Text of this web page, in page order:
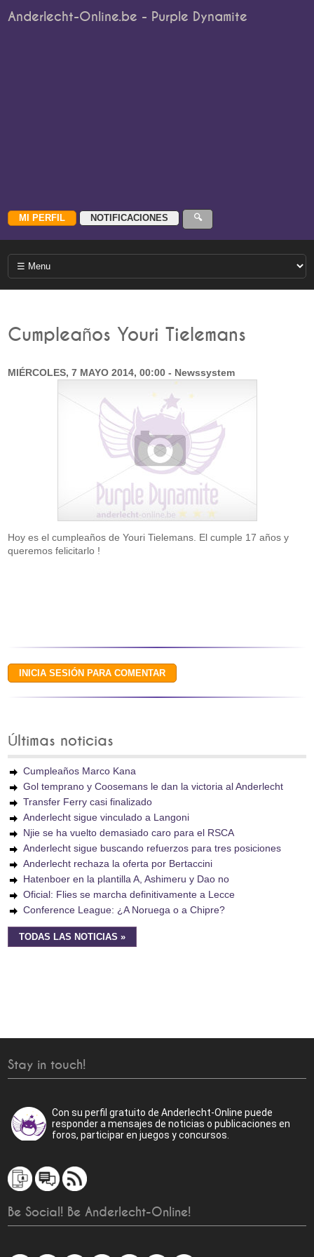
Anderlecht-Online.be - Purple Dynamite
Cumpleaños Youri Tielemans
MIÉRCOLES, 7 MAYO 2014, 00:00 - Newssystem
Hoy es el cumpleaños de Youri Tielemans. El cumple 17 años y
queremos felicitarlo !
Últimas noticias
Cumpleaños Marco Kana
Gol temprano y Coosemans le dan la victoria al Anderlecht
Transfer Ferry casi finalizado
Anderlecht sigue vinculado a Langoni
Njie se ha vuelto demasiado caro para el RSCA
Anderlecht sigue buscando refuerzos para tres posiciones
Anderlecht rechaza la oferta por Bertaccini
Hatenboer en la plantilla A, Ashimeru y Dao no
Oficial: Flies se marcha definitivamente a Lecce
Conference League: ¿A Noruega o a Chipre?
TODAS LAS NOTICIAS »
Stay in touch!
Con su perfil gratuito de Anderlecht-Online puede
responder a mensajes de noticias o publicaciones en
foros, participar en juegos y concursos.
Be Social! Be Anderlecht-Online!